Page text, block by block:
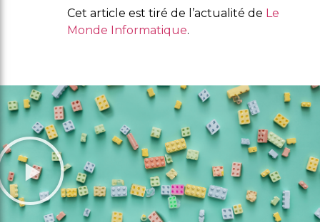
Cet article est tiré de l’actualité de Le
Monde Informatique.